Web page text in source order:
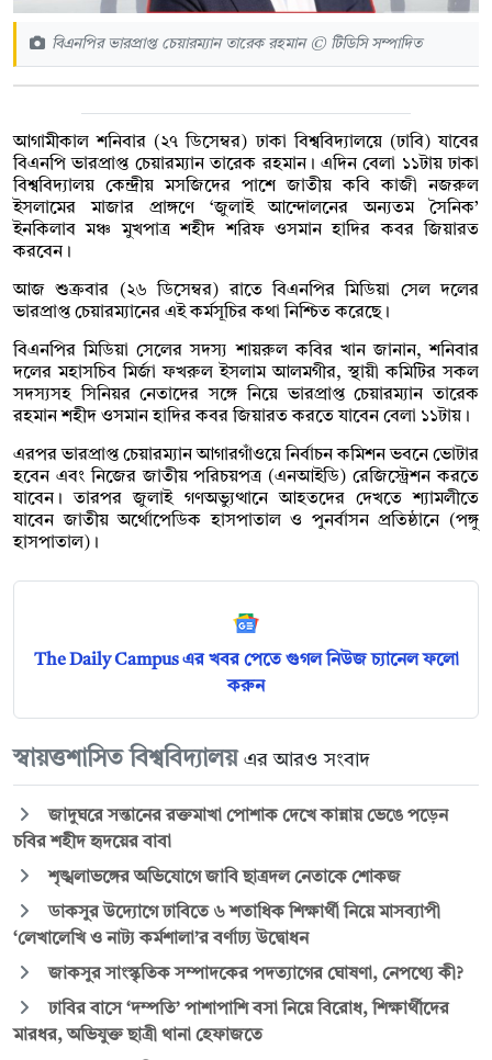
বিএনপির ভারপ্রাপ্ত চেয়ারম্যান তারেক রহমান © টিডিসি সম্পাদিত
আগামীকাল শনিবার (২৭ ডিসেম্বর) ঢাকা বিশ্ববিদ্যালয়ে (ঢাবি) যাবের
বিএনপি ভারপ্রাপ্ত চেয়ারম্যান তারেক রহমান। এদিন বেলা ১১টায় ঢাকা
বিশ্ববিদ্যালয় কেন্দ্রীয় মসজিদের পাশে জাতীয় কবি কাজী নজরুল
ইসলামের মাজার প্রাঙ্গণে ‘জুলাই আন্দোলনের অন্যতম সৈনিক’
ইনকিলাব মঞ্চ মুখপাত্র শহীদ শরিফ ওসমান হাদির কবর জিয়ারত
করবেন।
আজ শুক্রবার (২৬ ডিসেম্বর) রাতে বিএনপির মিডিয়া সেল দলের
ভারপ্রাপ্ত চেয়ারম্যানের এই কর্মসূচির কথা নিশ্চিত করেছে।
বিএনপির মিডিয়া সেলের সদস্য শায়রুল কবির খান জানান, শনিবার
দলের মহাসচিব মির্জা ফখরুল ইসলাম আলমগীর, স্থায়ী কমিটির সকল
সদস্যসহ সিনিয়র নেতাদের সঙ্গে নিয়ে ভারপ্রাপ্ত চেয়ারম্যান তারেক
রহমান শহীদ ওসমান হাদির কবর জিয়ারত করতে যাবেন বেলা ১১টায়।
এরপর ভারপ্রাপ্ত চেয়ারম্যান আগারগাঁওয়ে নির্বাচন কমিশন ভবনে ভোটার
হবেন এবং নিজের জাতীয় পরিচয়পত্র (এনআইডি) রেজিস্ট্রেশন করতে
যাবেন। তারপর জুলাই গণঅভ্যুত্থানে আহতদের দেখতে শ্যামলীতে
যাবেন জাতীয় অর্থোপেডিক হাসপাতাল ও পুনর্বাসন প্রতিষ্ঠানে (পঙ্গু
হাসপাতাল)।
The Daily Campus এর খবর পেতে গুগল নিউজ চ্যানেল ফলো
করুন
স্বায়ত্তশাসিত বিশ্ববিদ্যালয় এর আরও সংবাদ
জাদুঘরে সন্তানের রক্তমাখা পোশাক দেখে কান্নায় ভেঙে পড়েন
চবির শহীদ হৃদয়ের বাবা
শৃঙ্খলাভঙ্গের অভিযোগে জাবি ছাত্রদল নেতাকে শোকজ
ডাকসুর উদ্যোগে ঢাবিতে ৬ শতাধিক শিক্ষার্থী নিয়ে মাসব্যাপী
‘লেখালেখি ও নাট্য কর্মশালা’র বর্ণাঢ্য উদ্বোধন
জাকসুর সাংস্কৃতিক সম্পাদকের পদত্যাগের ঘোষণা, নেপথ্যে কী?
ঢাবির বাসে ‘দম্পতি’ পাশাপাশি বসা নিয়ে বিরোধ, শিক্ষার্থীদের
মারধর, অভিযুক্ত ছাত্রী থানা হেফাজতে